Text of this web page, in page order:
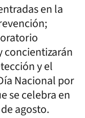
en la
concientizarán
y el
Nacional por
se celebra en
agosto.